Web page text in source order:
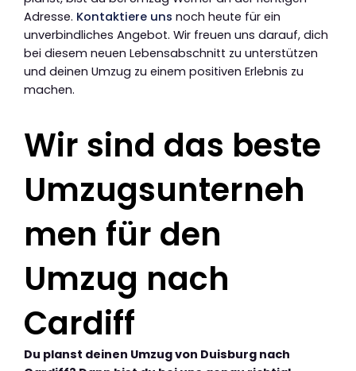
Adresse. Kontaktiere uns noch heute für ein
unverbindliches Angebot. Wir freuen uns darauf, dich
bei diesem neuen Lebensabschnitt zu unterstützen
und deinen Umzug zu einem positiven Erlebnis zu
machen.
Wir sind das beste
Umzugsunterneh
men für den
Umzug nach
Cardiff
Du planst deinen Umzug von Duisburg nach